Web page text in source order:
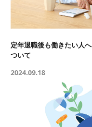
定年退職後も働きたい人
ついて
2024.09.18